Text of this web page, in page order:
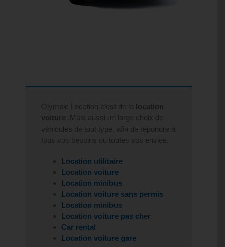
Olympic Location c’est de la location
voiture .Mais aussi un large choix de
véhicules de tout type, afin de répondre à
tous vos besoins ou toutes vos envies.
Location utilitaire
Location voiture
Location minibus
Location voiture sans permis
Location minibus
Location voiture pas cher
Car rental
Location voiture gare